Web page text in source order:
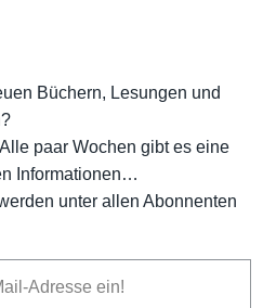
Büchern, Lesungen und
paar Wochen gibt es eine
Informationen…
unter allen Abonnenten
ein!